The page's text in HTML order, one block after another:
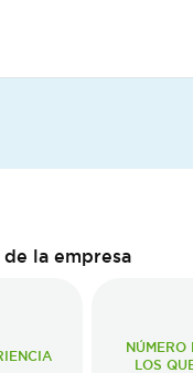
la empresa
NÚMERO
LOS